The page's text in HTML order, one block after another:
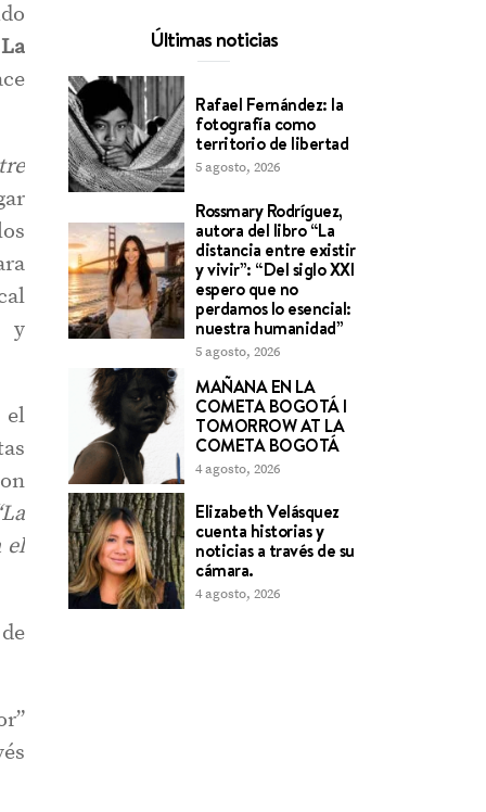
y
el
el
Últimas noticias
Rafael Fernández: la
fotografía como
territorio de libertad
5 agosto, 2026
Rossmary Rodríguez,
autora del libro “La
distancia entre existir
y vivir”: “Del siglo XXI
espero que no
perdamos lo esencial:
nuestra humanidad”
5 agosto, 2026
MAÑANA EN LA
COMETA BOGOTÁ l
TOMORROW AT LA
COMETA BOGOTÁ
4 agosto, 2026
Elizabeth Velásquez
cuenta historias y
noticias a través de su
cámara.
4 agosto, 2026